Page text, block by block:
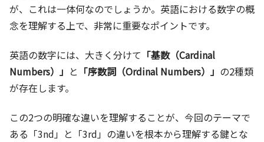
が、これは一体何なのでしょうか。英語における数字の概
念を理解する上で、非常に重要なポイントです。
英語の数字には、大きく分けて 「基数（Cardinal
Numbers）」 と 「序数詞（Ordinal Numbers）」 の2種類
が存在します。
この2つの明確な違いを理解することが、今回のテーマで
ある「3nd」と「3rd」の違いを根本から理解する鍵とな